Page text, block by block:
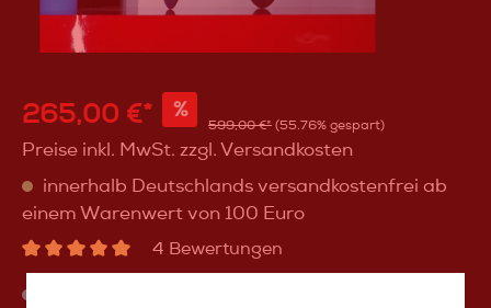
265,00 €* %
599,00 €* (55.76% gespart)
Preise inkl. MwSt. zzgl. Versandkosten
innerhalb Deutschlands versandkostenfrei ab
einem Warenwert von 100 Euro
4 Bewertungen